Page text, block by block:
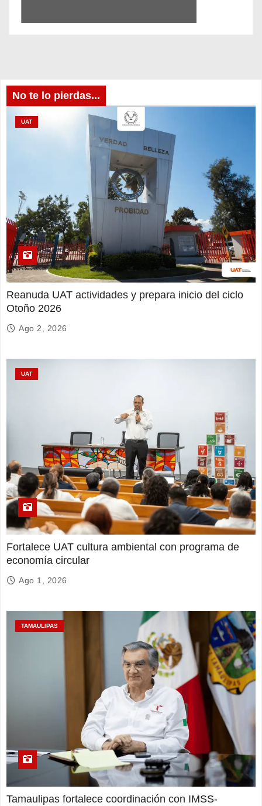
No te lo pierdas...
UAT
Reanuda UAT actividades y prepara inicio del ciclo
Otoño 2026
Ago 2, 2026
UAT
Fortalece UAT cultura ambiental con programa de
economía circular
Ago 1, 2026
TAMAULIPAS
Tamaulipas fortalece coordinación con IMSS-